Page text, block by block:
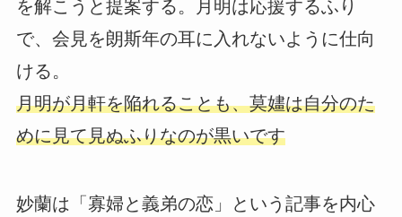
を解こうと提案する。月明は応援するふり
で、会見を朗斯年の耳に入れないように仕向
ける。
月明が月軒を陥れることも、莫嫿は自分のた
めに見て見ぬふりなのが黒いです
妙蘭は「寡婦と義弟の恋」という記事を内心